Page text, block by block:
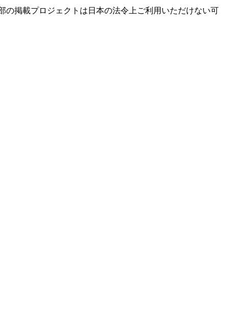
掲載プロジェクトは日本の法令上ご利用いただけない可